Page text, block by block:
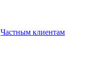
Частным клиентам